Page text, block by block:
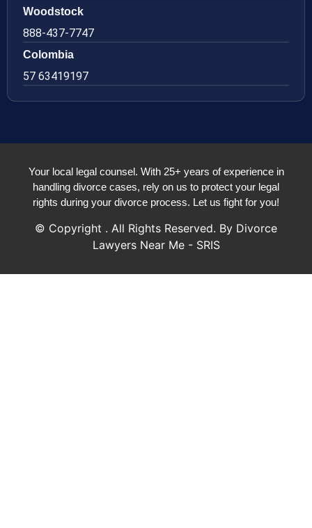
Woodstock
888-437-7747
Colombia
57 63419197
Your local legal counsel. With 25+ years of experience in
handling divorce cases, rely on us to protect your legal
rights during your divorce process. Let us fight for you!
© Copyright . All Rights Reserved. By Divorce
Lawyers Near Me - SRIS